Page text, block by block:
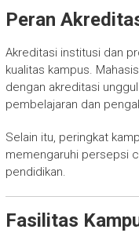
Peran
Akreditasi institusi dan
kualitas kampus.
dengan akreditasi
pembelajaran dan
Selain itu, peringkat
memengaruhi persepsi
pendidikan.
Fasilitas